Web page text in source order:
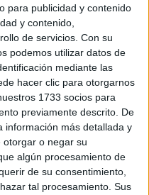
para publicidad y contenido
y contenido,
de servicios. Con su
podemos utilizar datos de
mediante las
hacer clic para otorgarnos
1733 socios para
previamente descrito. De
información más detallada y
o negar su
algún procesamiento de
de su consentimiento,
tal procesamiento. Sus
y hermano Álvaro
es la temperatura
tras la pérdida de Paco
10 años con el
reductores